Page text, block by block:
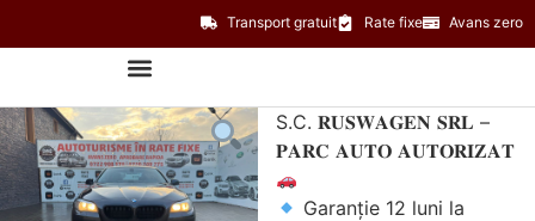
Transport gratuit Rate fixe Avans zero
S.C. 𝐑𝐔𝐒𝐖𝐀𝐆𝐄𝐍 𝐒𝐑𝐋 –
𝐏𝐀𝐑𝐂 𝐀𝐔𝐓𝐎 𝐀𝐔𝐓𝐎𝐑𝐈𝐙𝐀𝐓
Garanție 12 luni la